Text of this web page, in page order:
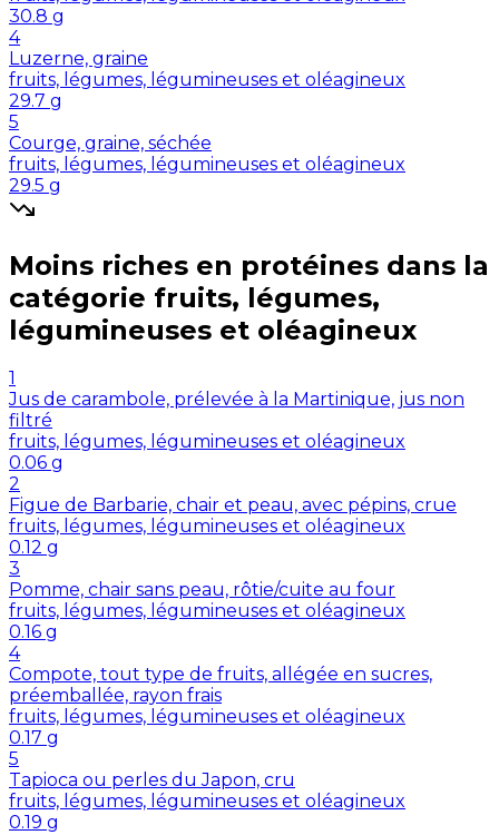
30.8 g
4
Luzerne, graine
fruits, légumes, légumineuses et oléagineux
29.7 g
5
Courge, graine, séchée
fruits, légumes, légumineuses et oléagineux
29.5 g
Moins riches en protéines dans la
catégorie fruits, légumes,
légumineuses et oléagineux
1
Jus de carambole, prélevée à la Martinique, jus non
filtré
fruits, légumes, légumineuses et oléagineux
0.06 g
2
Figue de Barbarie, chair et peau, avec pépins, crue
fruits, légumes, légumineuses et oléagineux
0.12 g
3
Pomme, chair sans peau, rôtie/cuite au four
fruits, légumes, légumineuses et oléagineux
0.16 g
4
Compote, tout type de fruits, allégée en sucres,
préemballée, rayon frais
fruits, légumes, légumineuses et oléagineux
0.17 g
5
Tapioca ou perles du Japon, cru
fruits, légumes, légumineuses et oléagineux
0.19 g